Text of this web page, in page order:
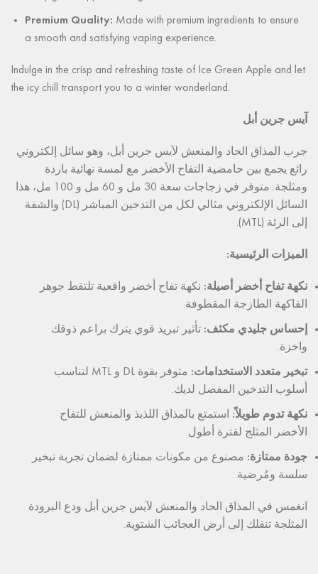
Premium Quality: Made with premium ingredients to ensure
a smooth and satisfying vaping experience.
Indulge in the crisp and refreshing taste of Ice Green Apple and let
the icy chill transport you to a winter wonderland.
آيس جرين أبل
جرب المذاق الحاد والمنعش لآيس جرين أبل، وهو سائل إلكتروني
رائع يجمع بين حامضية التفاح الأخضر مع لمسة نهائية باردة
ومثلجة. متوفر في زجاجات سعة 30 مل و 60 مل و 100 مل، هذا
السائل الإلكتروني مثالي لكل من التدخين المباشر (DL) والشفة
إلى الرئة (MTL).
الميزات الرئيسية:
نكهة تفاح أخضر أصيلة: نكهة تفاح أخضر واقعية تلتقط جوهر
الفاكهة الطازجة المقطوفة.
إحساس جليدي مكثف: تأثير تبريد قوي يترك براعم ذوقك
واخزة.
تبخير متعدد الاستخدامات:
متوفر بقوة DL و MTL لتناسب
أسلوب التدخين المفضل لديك.
نكهة تدوم طويلاً: استمتع بالمذاق اللذيذ والمنعش للتفاح
الأخضر المثلج لفترة أطول.
جودة ممتازة: مصنوع من مكونات ممتازة لضمان تجربة تبخير
سلسة ومُرضية.
انغمس في المذاق الحاد والمنعش لآيس جرين أبل ودع البرودة
المثلجة تنقلك إلى أرض العجائب الشتوية.